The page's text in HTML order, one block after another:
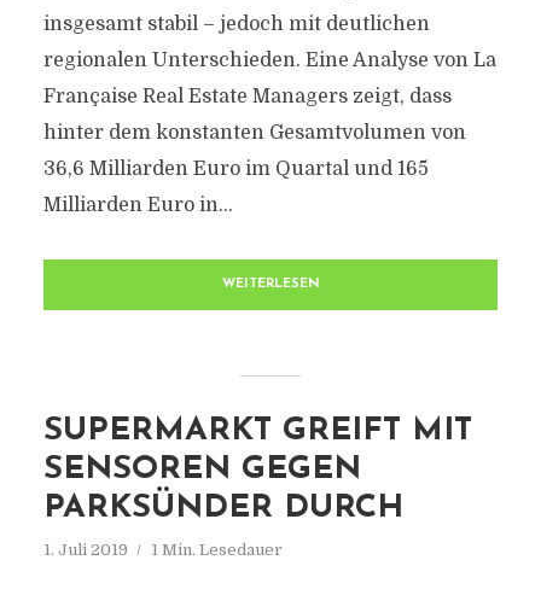
insgesamt stabil – jedoch mit deutlichen
regionalen Unterschieden. Eine Analyse von La
Française Real Estate Managers zeigt, dass
hinter dem konstanten Gesamtvolumen von
36,6 Milliarden Euro im Quartal und 165
Milliarden Euro in...
WEITERLESEN
SUPERMARKT GREIFT MIT
SENSOREN GEGEN
PARKSÜNDER DURCH
1. Juli 2019 1 Min. Lesedauer